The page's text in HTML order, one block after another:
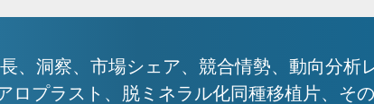
、洞察、市場シェア、競合情勢、動向分析
ロプラスト、脱ミネラル化同種移植片、そ